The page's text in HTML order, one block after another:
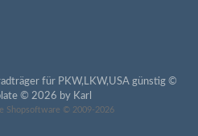
für PKW,LKW,USA günstig ©
© 2026 by Karl
Shopsoftware © 2009-2026